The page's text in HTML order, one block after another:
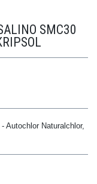
SMC30
Autochlor Naturalchlor,